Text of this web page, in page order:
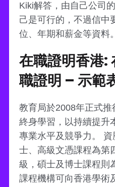
Kiki解答，由自己公司
己是可行的，不過信中
位、年期和薪金等資料。
在職證明香港:
職證明 – 示範
教育局於2008年正式
終身學習，以持續提升
專業水平及競爭力。
士、高級文憑課程為第
級，碩士及博士課程則
課程機構可向香港學術